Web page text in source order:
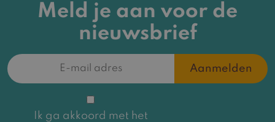
Meld je aan voor de
nieuwsbrief
E-
Toestemming
Ik ga akkoord met het